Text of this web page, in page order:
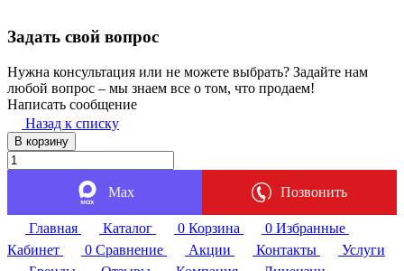
Задать свой вопрос
Нужна консультация или не можете выбрать? Задайте нам
любой вопрос – мы знаем все о том, что продаем!
Написать сообщение
Назад к списку
В корзину
Max Позвонить
Главная Каталог 0 Корзина 0 Избранные
Кабинет
0 Сравнение Акции Контакты
Услуги